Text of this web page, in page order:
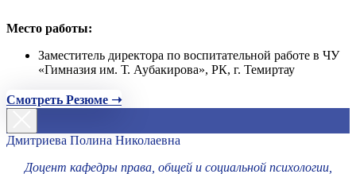
Место работы:
Заместитель директора по воспитательной работе в ЧУ
«Гимназия им. Т. Аубакирова», РК, г. Темиртау
Смотреть Резюме ➝
Дмитриева Полина Николаевна
Доцент кафедры права, общей и социальной психологии,